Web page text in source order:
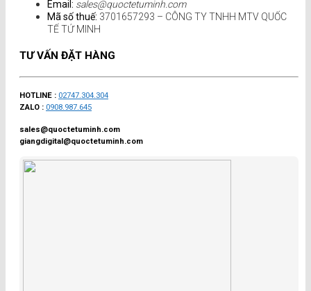
Email: sales@quoctetuminh.com
Mã số thuế: 3701657293 – CÔNG TY TNHH MTV QUỐC
TẾ TỨ MINH
TƯ VẤN ĐẶT HÀNG
HOTLINE : 02747.304.304
ZALO : 0908.987.645
sales@quoctetuminh.com
giangdigital@quoctetuminh.com